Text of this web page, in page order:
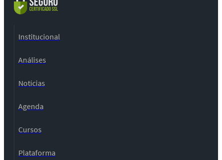
Institucional
Análises
Notícias
Agenda
Cursos
Plataforma